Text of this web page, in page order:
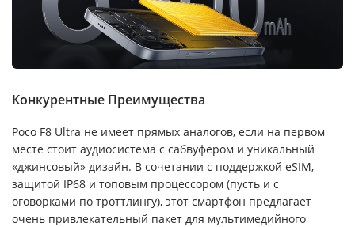
Конкурентные Преимущества
Poco F8 Ultra не имеет прямых аналогов, если на первом
месте стоит аудиосистема с сабвуфером и уникальный
«джинсовый» дизайн. В сочетании с поддержкой eSIM,
защитой IP68 и топовым процессором (пусть и с
оговорками по троттлингу), этот смартфон предлагает
очень привлекательный пакет для мультимедийного